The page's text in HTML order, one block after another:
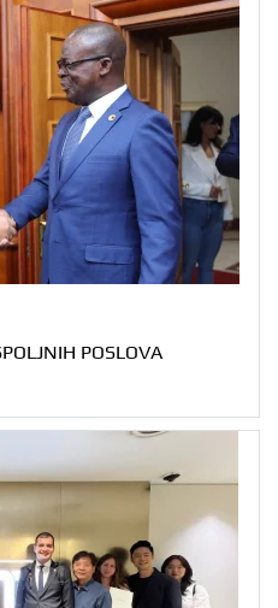
POSLOVA